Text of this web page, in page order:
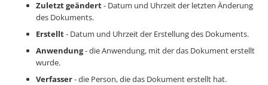
Zuletzt geändert- Datum und Uhrzeit der letzten Änderung
des Dokuments.
Erstellt- Datum und Uhrzeit der Erstellung des Dokuments.
Anwendung- die Anwendung, mit der das Dokument erstellt
wurde.
Verfasser- die Person, die das Dokument erstellt hat.